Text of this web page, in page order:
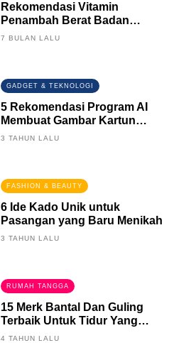
Rekomendasi Vitamin
Penambah Berat Badan
Terbaik
7 BULAN LALU
GADGET & TEKNOLOGI
5 Rekomendasi Program AI
Membuat Gambar Kartun
Keren
3 TAHUN LALU
FASHION & BEAUTY
6 Ide Kado Unik untuk
Pasangan yang Baru Menikah
3 TAHUN LALU
RUMAH TANGGA
15 Merk Bantal Dan Guling
Terbaik Untuk Tidur Yang
Berkualitas
4 TAHUN LALU